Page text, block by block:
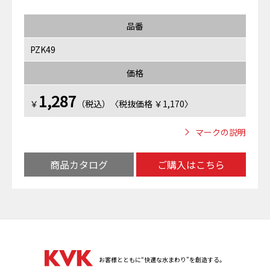
品番
PZK49
価格
￥ 1,287 （税込）〈税抜価格 ￥1,170〉
マークの説明
商品カタログ ご購入はこちら
お客様とともに“快適な水まわり”を創造する。